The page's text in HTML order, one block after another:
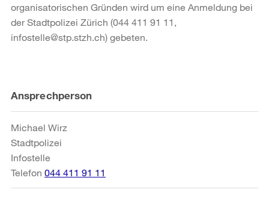
organisatorischen Gründen wird um eine Anmeldung bei
der Stadtpolizei Zürich (044 411 91 11,
infostelle@stp.stzh.ch) gebeten.
Weitere
Informationen
Ansprechperson
Michael Wirz
Stadtpolizei
Infostelle
Telefon 044 411 91 11